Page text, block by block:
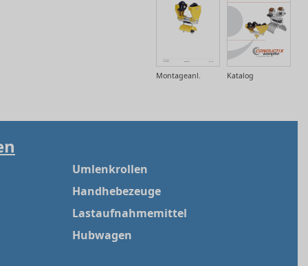
Katalog
Montageanl.
Umlenkrollen
Handhebezeuge
Lastaufnahmemittel
Hubwagen